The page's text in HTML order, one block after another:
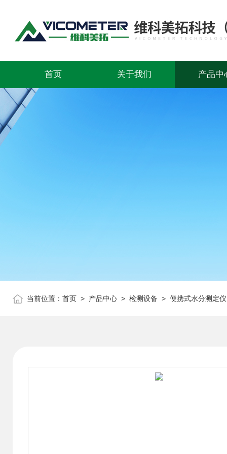
首页 关于我们 产品中
当前位置： 首页 > 产品中心 > 检测设备 > 便携式水分测定仪